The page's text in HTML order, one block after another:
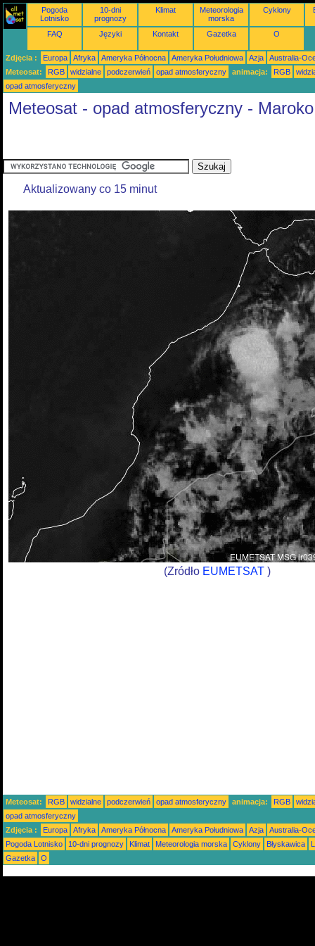
Pogoda
Lotnisko
10-dni
prognozy
Klimat
Meteorologia
morska
Cyklony
FAQ Języki Kontakt Gazetka O
Zdjęcia : Europa Afryka Ameryka Północna Ameryka Południowa Azja
Australia-
Meteosat:
RGB widzialne podczerwień opad atmosferyczny animacja: RGB
opad atmosferyczny
Meteosat - opad atmosferyczny - Maroko
Aktualizowany co 15 minut
(Zródło EUMETSAT )
Meteosat: RGB widzialne podczerwień opad atmosferyczny animacja: RGB
opad atmosferyczny
Zdjęcia :
Europa Afryka Ameryka Północna Ameryka Południowa Azja
Australia-
Pogoda Lotnisko
10-dni prognozy Klimat Meteorologia morska Cyklony Błyskawica
Gazetka
O